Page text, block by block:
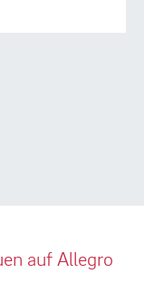
auf Allegro